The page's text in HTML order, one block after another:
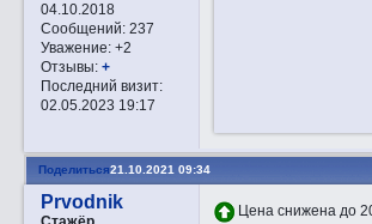
04.10.2018
Сообщений:237
Уважение: +2
Отзывы: +
Последний визит:
02.05.2023 19:17
Поделиться21.10.2021 09:34
Prvodnik Цена снижена до